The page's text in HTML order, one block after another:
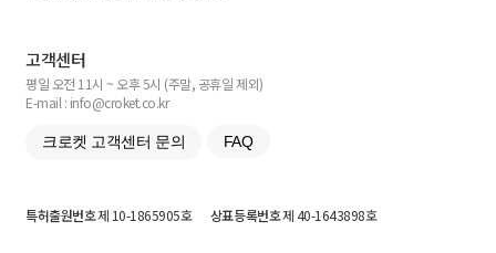
고객센터
평일 오전 11시 ~ 오후 5시 (주말, 공휴일 제외)
E-mail : info@croket.co.kr
크로켓 고객센터 문의 FAQ
특허출원번호제 10-1865905호 상표등록번호제 40-1643898호